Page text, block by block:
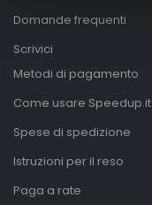
Domande frequenti
Scrivici
Metodi di pagamento
Come usare Speedup.it
Spese di spedizione
Istruzioni per il reso
Paga a rate